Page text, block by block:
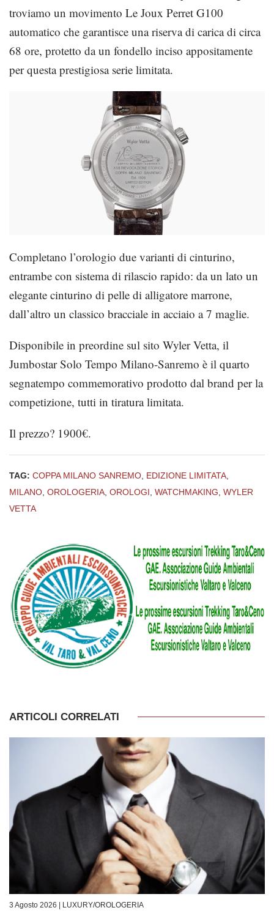
troviamo un movimento Le Joux Perret G100
automatico che garantisce una riserva di carica di circa
68 ore, protetto da un fondello inciso appositamente
per questa prestigiosa serie limitata.
Completano l’orologio due varianti di cinturino,
entrambe con sistema di rilascio rapido: da un lato un
elegante cinturino di pelle di alligatore marrone,
dall’altro un classico bracciale in acciaio a 7 maglie.
Disponibile in preordine sul sito Wyler Vetta, il
Jumbostar Solo Tempo Milano-Sanremo è il quarto
segnatempo commemorativo prodotto dal brand per la
competizione, tutti in tiratura limitata.
Il prezzo? 1900€.
TAG: COPPA MILANO SANREMO EDIZIONE LIMITATA
MILANO OROLOGERIA OROLOGI WATCHMAKING WYLER
VETTA
ARTICOLI CORRELATI
3 Agosto 2026 | LUXURY/OROLOGERIA